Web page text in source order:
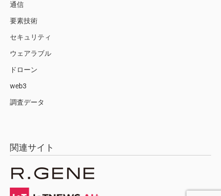
通信
要素技術
セキュリティ
ウェアラブル
ドローン
web3
調査データ
関連サイト